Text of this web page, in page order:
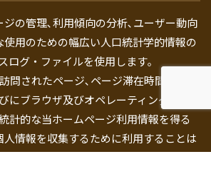
ジの管理､利用傾向の分析､ユーザー動向
用のための幅広い人口統計学的情報の
ログ・ファイルを使用します｡
問されたページ､ページ滞在時間､ペー
にブラウザ及びオペレーティング・シ
計的な当ホームページ利用情報を得る
人情報を収集するために利用することは